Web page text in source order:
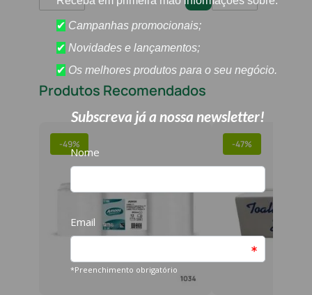
Produtos Recomendados
-49% -47%